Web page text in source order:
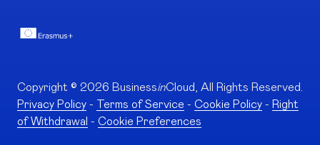
Copyright © 2026 BusinessinCloud, All Rights Reserved.
Privacy Policy - Terms of Service - Cookie Policy - Right
of Withdrawal - Cookie Preferences